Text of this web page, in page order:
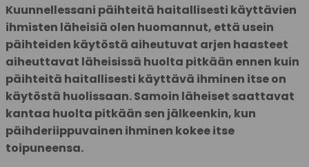
Kuunnellessani päihteitä haitallisesti käyttävien
ihmisten läheisiä olen huomannut, että usein
päihteiden käytöstä aiheutuvat arjen haasteet
aiheuttavat läheisissä huolta pitkään ennen kuin
päihteitä haitallisesti käyttävä ihminen itse on
käytöstä huolissaan. Samoin läheiset saattavat
kantaa huolta pitkään sen jälkeenkin, kun
päihderiippuvainen ihminen kokee itse
toipuneensa.